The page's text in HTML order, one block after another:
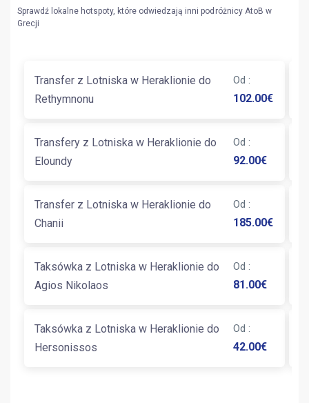
Sprawdź lokalne hotspoty, które odwiedzają inni podróżnicy AtoB w
Grecji
Transfer z Lotniska w Heraklionie do
Rethymnonu
Od :
102.00€
Transfery z Lotniska w Heraklionie do
Eloundy
Od :
92.00€
Transfer z Lotniska w Heraklionie do
Chanii
Od :
185.00€
Taksówka z Lotniska w Heraklionie do
Agios Nikolaos
Od :
81.00€
Taksówka z Lotniska w Heraklionie do
Hersonissos
Od :
42.00€